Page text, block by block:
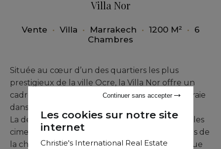
Villa Nor
Vente • Villa • Marrakech • 1200 M² • 6
Chambres
Située au cœur d’un des quartiers les plus
prestigieux de la ville Ocre, la Villa Nor offre un
cadre calme et reposant au cœur de la palmeraie
dans la zone Bab Atlas.
La demeure offre une vue exceptionnelle sur les
cimes enneigées de l'Atlas et sur les montagnes de
la chaîne des Jebilates, ce qui lui octroie une vue
Les cookies sur notre site
internet
Christie's International Real Estate
Continuer sans accepter